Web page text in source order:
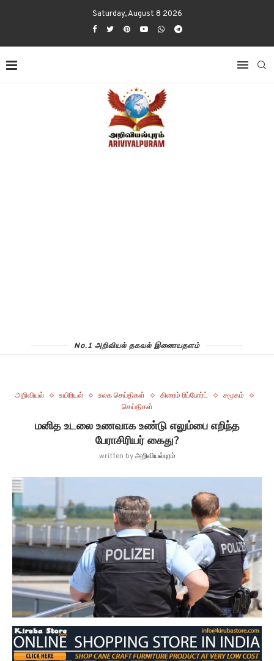
Saturday, August 8 2026
No.1 அறிவியல் தகவல் இணையதளம்
அறிவியல் உயிரியல் உலக செய்திகள் கிரைம் ரிப்போர்ட்
சமூகம்
செய்திகள்
மனித உடலை உணவாக உண்டு எலும்பை எறிந்த
பேராசிரியர் கைது?
written byஅறிவியல்புரம்